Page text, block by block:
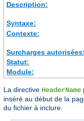
Description:
Syntaxe:
Contexte:
Surcharges autorisées:
Statut:
Module:
La directive HeaderName
inséré au début de la
du fichier à inclure.